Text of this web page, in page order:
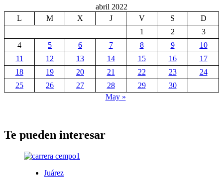
abril 2022
L
M X J V S
D
1
2
3
4
5 6 7 8 9
10
11
12 13 14 15 16
17
18
19 20 21 22 23
24
25
26 27 28 29
30
May »
Te pueden interesar
Juárez